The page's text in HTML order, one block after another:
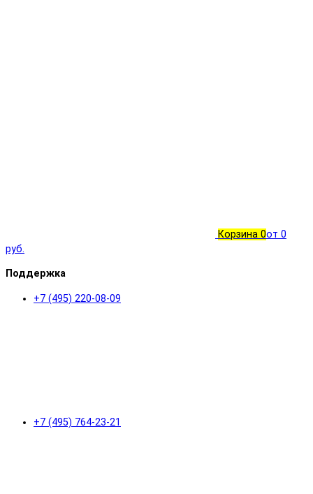
Корзина 0от 0
руб.
Поддержка
+7 (495) 220-08-09
+7 (495) 764-23-21